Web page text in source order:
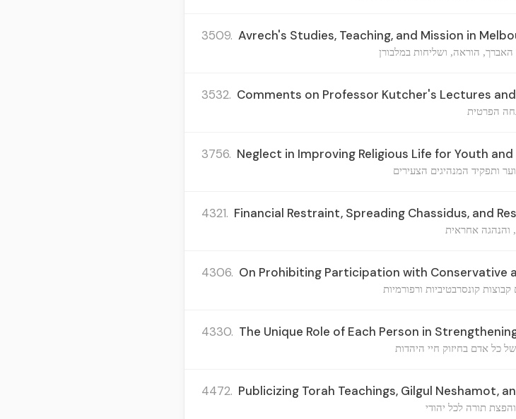
3509. Avrech's Studies, Teaching, and Mission in
האברך, הוראה, ושליחות במלבורן
3532. Comments on Professor Kutcher's Lectures
הפרטית
3756. Neglect in Improving Religious Life for Youth
ותפקיד המנהיגים הצעירים
4321. Financial Restraint, Spreading Chassidus, and
והנהגה אחראית
4306. On Prohibiting Participation with Conservative
קונסרבטיביות ורפורמיות
4330. The Unique Role of Each Person in
כל אדם בחיזוק חיי היהדות
4472. Publicizing Torah Teachings, Gilgul Neshamot,
תורה לכל יהודי